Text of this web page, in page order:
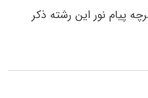
پیام نور این رشته ذکر